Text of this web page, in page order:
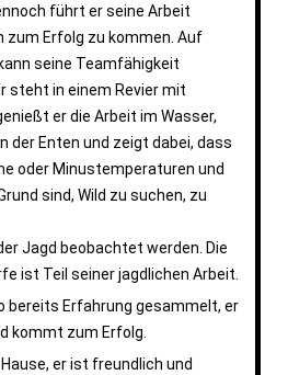
führt er seine Arbeit
Erfolg zu kommen. Auf
seine Teamfähigkeit
steht in einem Revier mit
er die Arbeit im Wasser,
der Enten und zeigt dabei, dass
oder Minustemperaturen und
sind, Wild zu suchen, zu
Jagd beobachtet werden. Die
ist Teil seiner jagdlichen Arbeit.
bereits Erfahrung gesammelt, er
kommt zum Erfolg.
er ist freundlich und